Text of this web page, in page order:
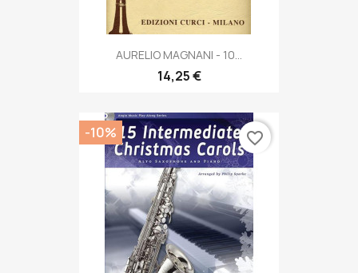
AURELIO MAGNANI - 10...
14,25 €
-10% favorite_border